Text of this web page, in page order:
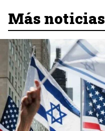
Más noticias